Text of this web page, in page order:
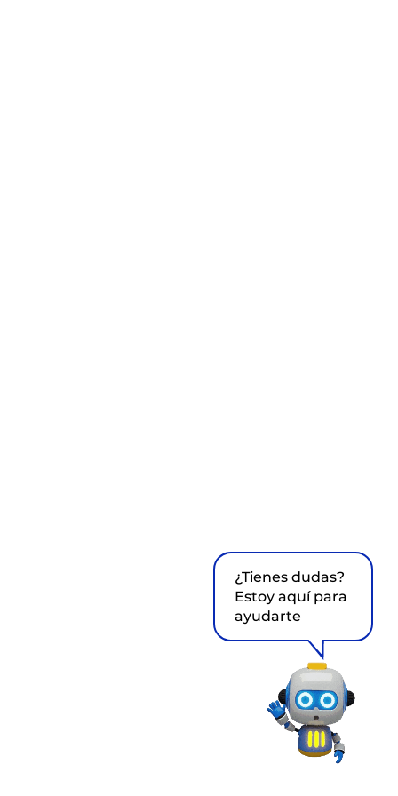
¿Tienes dudas?
Estoy aquí para
ayudarte